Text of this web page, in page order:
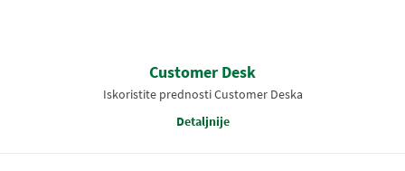
Customer Desk
Iskoristite prednosti Customer Deska
Detaljnije